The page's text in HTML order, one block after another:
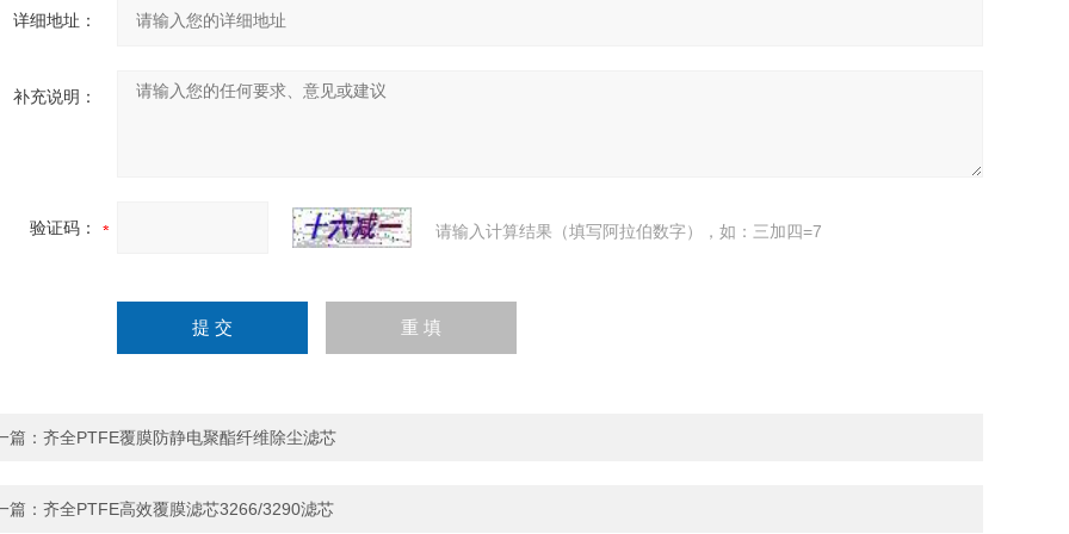
详细地址：
补充说明：
验证码： 请输入计算结果（填写阿拉伯数字），如：三加四=7
篇： 齐全PTFE覆膜防静电聚酯纤维除尘滤芯
篇： 齐全PTFE高效覆膜滤芯3266/3290滤芯